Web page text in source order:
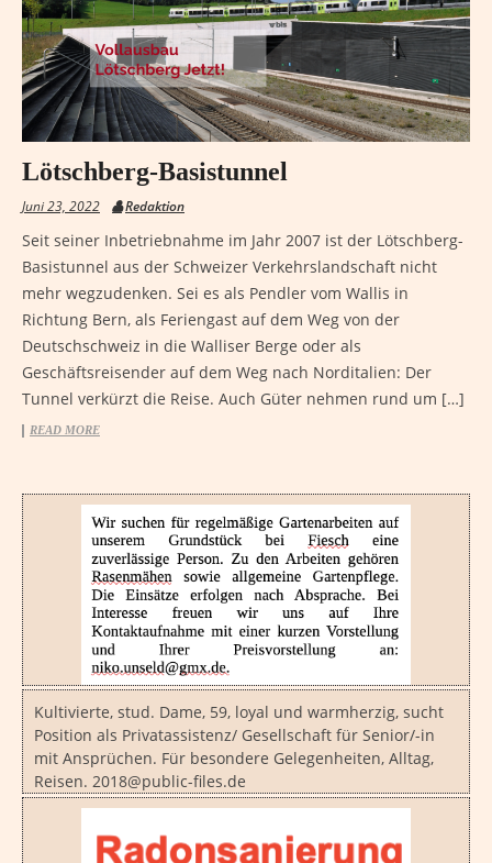
Lötschberg-Basistunnel
Juni 23, 2022 Redaktion
Seit seiner Inbetriebnahme im Jahr 2007 ist der Lötschberg-
Basistunnel aus der Schweizer Verkehrslandschaft nicht
mehr wegzudenken. Sei es als Pendler vom Wallis in
Richtung Bern, als Feriengast auf dem Weg von der
Deutschschweiz in die Walliser Berge oder als
Geschäftsreisender auf dem Weg nach Norditalien: Der
Tunnel verkürzt die Reise. Auch Güter nehmen rund um […]
READ MORE
Kultivierte, stud. Dame, 59, loyal und warmherzig, sucht
Position als Privatassistenz/ Gesellschaft für Senior/-in
mit Ansprüchen. Für besondere Gelegenheiten, Alltag,
Reisen. 2018@public-files.de